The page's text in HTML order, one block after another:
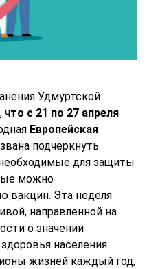
Удмуртской
что с 21 по 27 апреля
Европейская
подчеркнуть
для защиты
можно
вакцин. Эта неделя
направленной на
о значении
населения.
жизней каждый год,